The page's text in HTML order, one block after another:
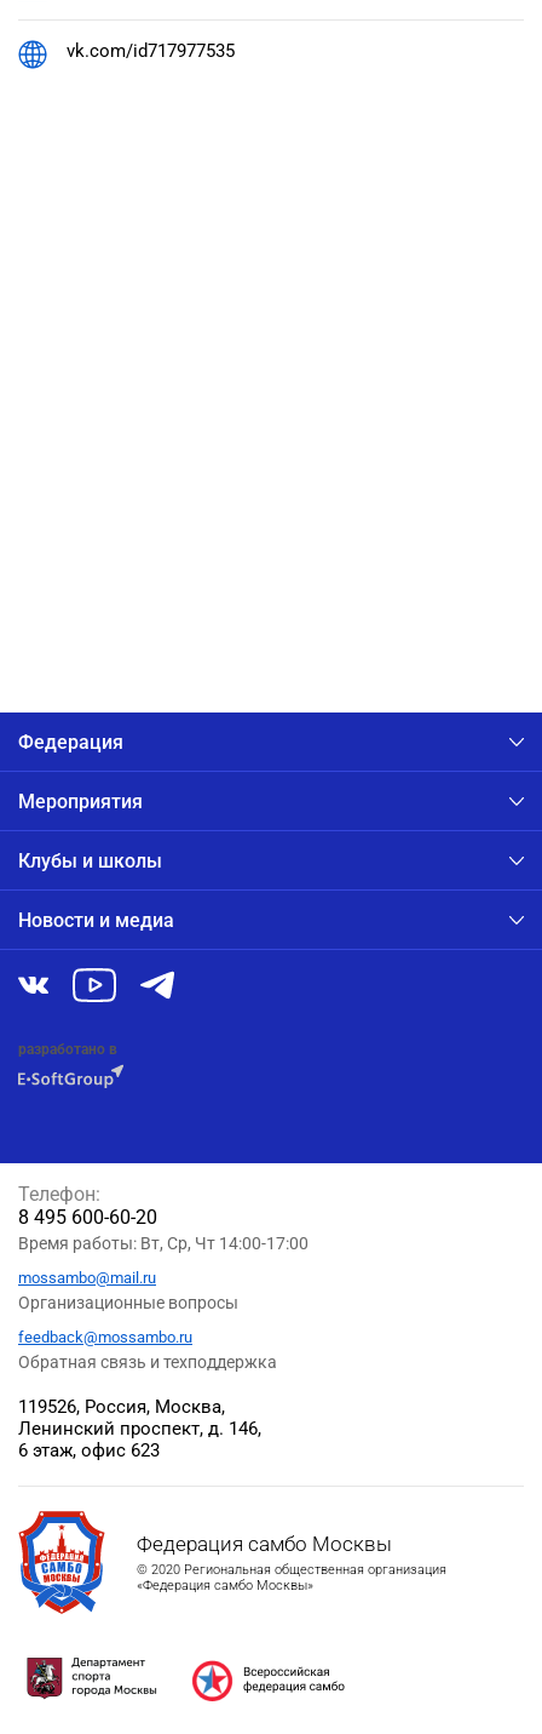
vk.com/id717977535
Федерация
Мероприятия
Клубы и школы
Новости и медиа
разработано в
Федерация самбо Москвы
© 2020 Региональная общественная организация
«Федерация самбо Москвы»
119526, Россия, Москва,
Ленинский проспект, д. 146,
6 этаж, офис 623
Телефон:
8 495 600-60-20
Время работы: Вт, Ср, Чт 14:00-17:00
mossambo@mail.ru
Организационные вопросы
feedback@mossambo.ru
Обратная связь и техподдержка